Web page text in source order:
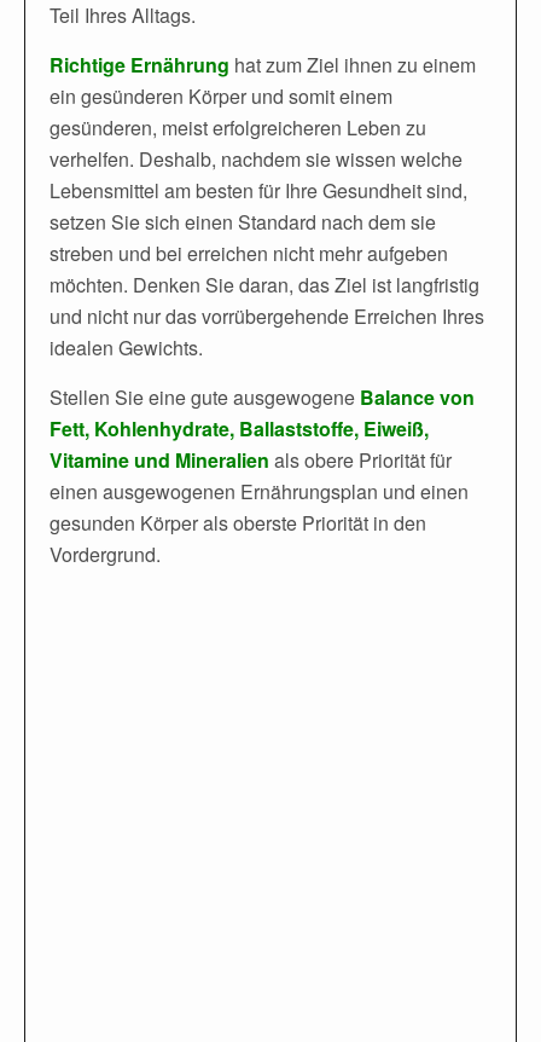
Teil Ihres Alltags.
Richtige Ernährung hat zum Ziel ihnen zu einem
ein gesünderen Körper und somit einem
gesünderen, meist erfolgreicheren Leben zu
verhelfen. Deshalb, nachdem sie wissen welche
Lebensmittel am besten für Ihre Gesundheit sind,
setzen Sie sich einen Standard nach dem sie
streben und bei erreichen nicht mehr aufgeben
möchten. Denken Sie daran, das Ziel ist langfristig
und nicht nur das vorrübergehende Erreichen Ihres
idealen Gewichts.
Stellen Sie eine gute ausgewogene Balance von
Fett, Kohlenhydrate, Ballaststoffe, Eiweiß,
Vitamine und Mineralien als obere Priorität für
einen ausgewogenen Ernährungsplan und einen
gesunden Körper als oberste Priorität in den
Vordergrund.